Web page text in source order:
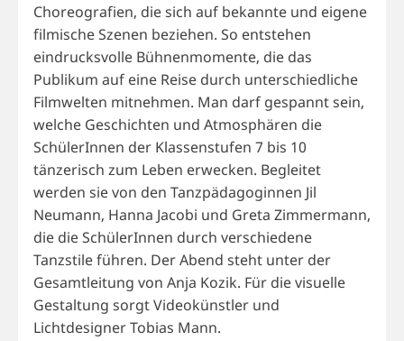
Choreografien, die sich auf bekannte und eigene
filmische Szenen beziehen. So entstehen
eindrucksvolle Bühnenmomente, die das
Publikum auf eine Reise durch unterschiedliche
Filmwelten mitnehmen. Man darf gespannt sein,
welche Geschichten und Atmosphären die
SchülerInnen der Klassenstufen 7 bis 10
tänzerisch zum Leben erwecken. Begleitet
werden sie von den Tanzpädagoginnen Jil
Neumann, Hanna Jacobi und Greta Zimmermann,
die die SchülerInnen durch verschiedene
Tanzstile führen. Der Abend steht unter der
Gesamtleitung von Anja Kozik. Für die visuelle
Gestaltung sorgt Videokünstler und
Lichtdesigner Tobias Mann.